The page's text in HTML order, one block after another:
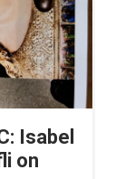
Isabel
on